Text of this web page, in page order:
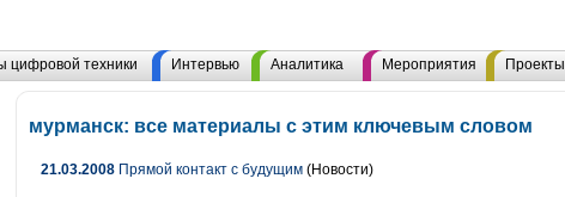
цифровой техники Интервью Аналитика Мероприятия Проекты
мурманск: все материалы с этим ключевым словом
21.03.2008 Прямой контакт с будущим (Новости)